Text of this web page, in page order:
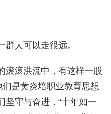
人可以走很远。
滚滚洪流中，有这样一股
们是黄炎培职业教育思想
坚守与奋进，“十年如一